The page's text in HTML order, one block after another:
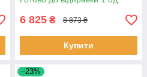
6 825 ₴ 8 873 ₴
Купити
–23%